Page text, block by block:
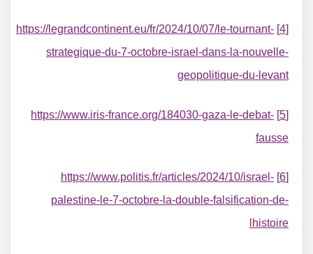
[4]
https://legrandcontinent.eu/fr/2024/10/07/le-tournant-
strategique-du-7-octobre-israel-dans-la-nouvelle-
geopolitique-du-levant
[5]
https://www.iris-france.org/184030-gaza-le-debat-
fausse
[6]
https://www.politis.fr/articles/2024/10/israel-
palestine-le-7-octobre-la-double-falsification-de-
lhistoire